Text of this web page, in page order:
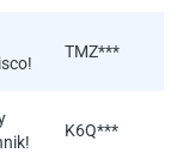
TMZ***
K6Q***